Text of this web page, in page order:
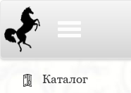
Каталог